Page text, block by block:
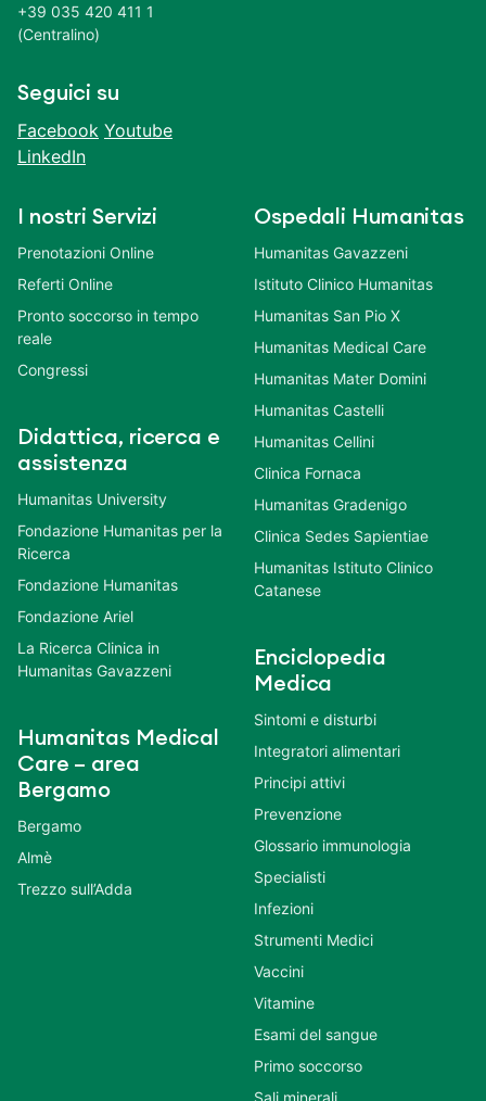
+39 035 420 411 1
(Centralino)
Seguici su
Facebook Youtube
LinkedIn
I nostri Servizi
Prenotazioni Online
Referti Online
Pronto soccorso in tempo
reale
Congressi
Didattica, ricerca e
assistenza
Humanitas University
Fondazione Humanitas per la
Ricerca
Fondazione Humanitas
Fondazione Ariel
La Ricerca Clinica in
Humanitas Gavazzeni
Humanitas Medical
Care – area
Bergamo
Bergamo
Almè
Trezzo sull’Adda
Ospedali Humanitas
Humanitas Gavazzeni
Istituto Clinico Humanitas
Humanitas San Pio X
Humanitas Medical Care
Humanitas Mater Domini
Humanitas Castelli
Humanitas Cellini
Clinica Fornaca
Humanitas Gradenigo
Clinica Sedes Sapientiae
Humanitas Istituto Clinico
Catanese
Enciclopedia
Medica
Sintomi e disturbi
Integratori alimentari
Principi attivi
Prevenzione
Glossario immunologia
Specialisti
Infezioni
Strumenti Medici
Vaccini
Vitamine
Esami del sangue
Primo soccorso
Sali minerali